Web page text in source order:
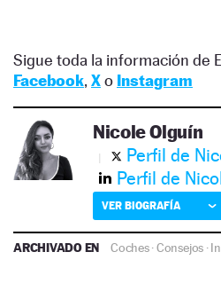
Sigue toda la información de
Facebook, Xo Instagram
Nicole Olguín
Perfil de
Perfil de
VER BIOGRAFÍA
ARCHIVADO EN Coches·Consejos ·